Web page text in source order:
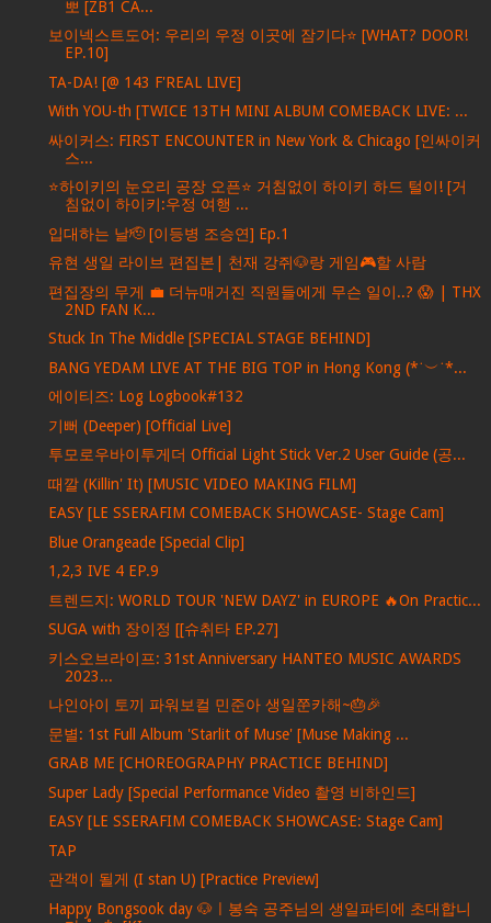
뽀 [ZB1 CA...
보이넥스트도어: 우리의 우정 이곳에 잠기다⭐️ [WHAT? DOOR!
EP.10]
TA-DA! [@ 143 F'REAL LIVE]
With YOU-th [TWICE 13TH MINI ALBUM COMEBACK LIVE: ...
싸이커스: FIRST ENCOUNTER in New York & Chicago [인싸이커
스...
⭐하이키의 눈오리 공장 오픈⭐ 거침없이 하이키 하드 털이! [거
침없이 하이키:우정 여행 ...
입대하는 날🫡 [이등병 조승연] Ep.1
유현 생일 라이브 편집본| 천재 강쥐🐶랑 게임🎮할 사람
편집장의 무게 💼 더뉴매거진 직원들에게 무슨 일이..? 😱 | THX
2ND FAN K...
Stuck In The Middle [SPECIAL STAGE BEHIND]
BANG YEDAM LIVE AT THE BIG TOP in Hong Kong (*˙︶˙*...
에이티즈: Log Logbook#132
기뻐 (Deeper) [Official Live]
투모로우바이투게더 Official Light Stick Ver.2 User Guide (공...
때깔 (Killin' It) [MUSIC VIDEO MAKING FILM]
EASY [LE SSERAFIM COMEBACK SHOWCASE- Stage Cam]
Blue Orangeade [Special Clip]
1,2,3 IVE 4 EP.9
트렌드지: WORLD TOUR 'NEW DAYZ' in EUROPE 🔥On Practic...
SUGA with 장이정 [[슈취타 EP.27]
키스오브라이프: 31st Anniversary HANTEO MUSIC AWARDS
2023...
나인아이 토끼 파워보컬 민준아 생일쭌카해~🎂🎉
문별: 1st Full Album 'Starlit of Muse' [Muse Making ...
GRAB ME [CHOREOGRAPHY PRACTICE BEHIND]
Super Lady [Special Performance Video 촬영 비하인드]
EASY [LE SSERAFIM COMEBACK SHOWCASE: Stage Cam]
TAP
관객이 될게 (I stan U) [Practice Preview]
Happy Bongsook day 🐶ㅣ봉숙 공주님의 생일파티에 초대합니